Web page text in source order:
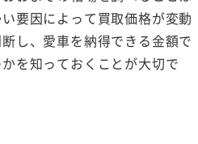
要因によって買取価格が変動
し、愛車を納得できる金額で
を知っておくことが大切で